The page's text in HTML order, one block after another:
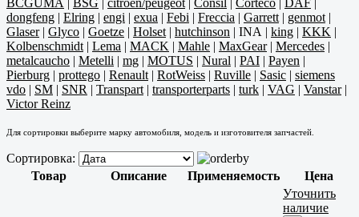
BCGUMA | BSG | citroen/peugeot | Consil | Corteco | DAF |
dongfeng | Elring | engi | exua | Febi | Freccia | Garrett | genmot |
Glaser| Glyco | Goetze | Holset | hutchinson | INA | king | KKK |
Kolbenschmidt | Lema | MACK | Mahle | MaxGear| Mercedes |
metalcaucho | Metelli | mg | MOTUS | Nural | PAI | Payen |
Pierburg | prottego | Renault | RotWeiss | Ruville | Sasic | siemens
vdo | SM | SNR | Transpart | transporterparts | turk | VAG | Vanstar|
Victor Reinz
Для сортировки выберите марку автомобиля, модель и изготовителя запчастей.
Сортировка:
Товар
Описание Применяемость Цена
Уточнить
наличие